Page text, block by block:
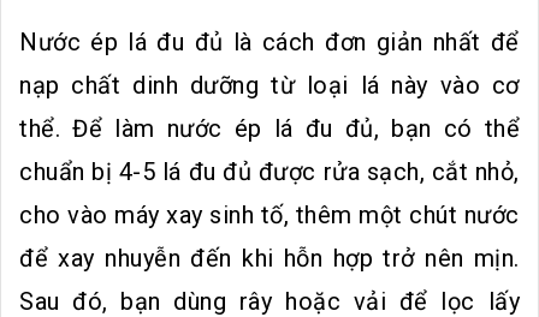
Nước ép lá đu đủ là cách đơn giản nhất để
nạp chất dinh dưỡng từ loại lá này vào c‌ơ
th‌ể. Để làm nước ép lá đu đủ, bạn có thể
chuẩn bị 4-5 lá đu đủ được rửa sạch, cắt nhỏ,
cho vào máy xay sinh tố, thêm một chút nước
để xay nhuyễn đến khi hỗn hợp trở nên mịn.
Sau đó, bạn dùng rây hoặc vải để lọc lấy